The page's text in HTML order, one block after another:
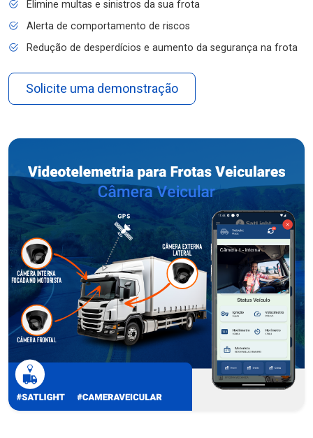
Elimine multas e sinistros da sua frota
Alerta de comportamento de riscos
Redução de desperdícios e aumento da segurança na frota
Solicite uma demonstração